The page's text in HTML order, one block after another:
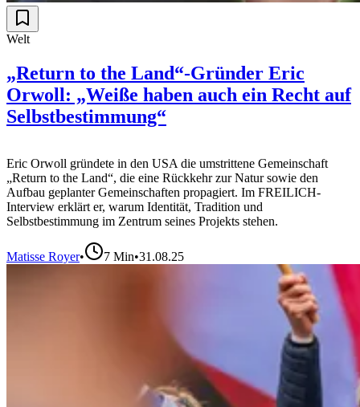
Welt
„Return to the Land“-Gründer Eric
Orwoll: „Weiße haben auch ein Recht auf
Selbstbestimmung“
Eric Orwoll gründete in den USA die umstrittene Gemeinschaft
„Return to the Land“, die eine Rückkehr zur Natur sowie den
Aufbau geplanter Gemeinschaften propagiert. Im FREILICH-
Interview erklärt er, warum Identität, Tradition und
Selbstbestimmung im Zentrum seines Projekts stehen.
Matisse Royer• 7 Min•31.08.25